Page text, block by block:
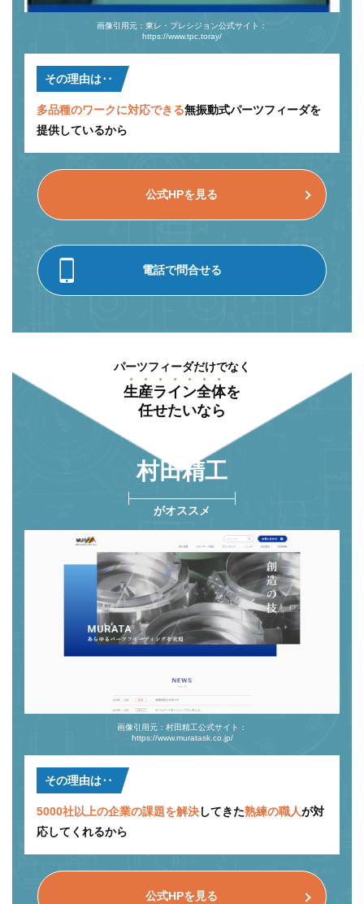
画像引用元：東レ・プレシジョン公式サイト：
https://www.tpc.toray/
その理由は‥
多品種のワークに対応できる無振動式パーツフィーダを
提供しているから
公式HPを見る
電話で問合せる
パーツフィーダだけでなく
⽣産ライン全体を
任せたいなら
村⽥精⼯
がオススメ
画像引用元：村田精工公式サイト：
https://www.muratask.co.jp/
その理由は‥
5000社以上の企業の課題を解決してきた熟練の職人が対
応してくれるから
公式HPを見る